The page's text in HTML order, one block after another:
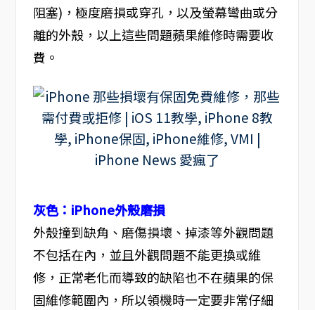
阻塞)，極度磨損或穿孔，以及螢幕彎曲或分
離的外殼，以上這些問題蘋果維修時需要收
費。
灰色：iPhone外殼磨損
外殼撞到缺角、磨傷損壞、掉漆等外觀問題
不包括在內，並且外觀問題不能更換或維
修，正常老化而導致的缺陷也不在蘋果的保
固維修範圍內，所以領機時一定要非常仔細